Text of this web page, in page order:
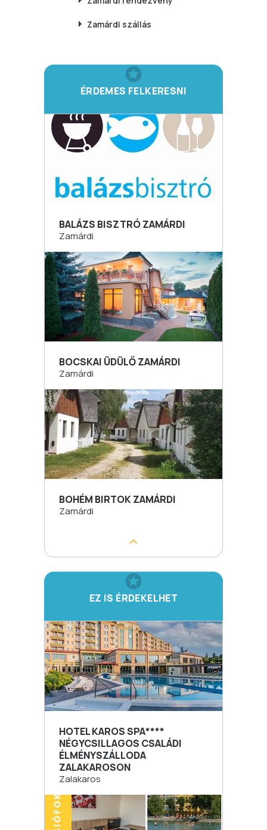
Zamárdi szállás
ÉRDEMES FELKERESNI
BALÁZS BISZTRÓ ZAMÁRDI
Zamárdi
BOCSKAI ÜDÜLŐ ZAMÁRDI
Zamárdi
BOHÉM BIRTOK ZAMÁRDI
Zamárdi
EZ IS ÉRDEKELHET
HOTEL KAROS SPA****
NÉGYCSILLAGOS CSALÁDI
ÉLMÉNYSZÁLLODA
ZALAKAROSON
Zalakaros